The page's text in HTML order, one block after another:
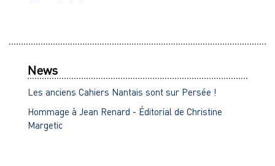
News
Les anciens Cahiers Nantais sont sur Persée !
Hommage à Jean Renard - Éditorial de Christine
Margetic